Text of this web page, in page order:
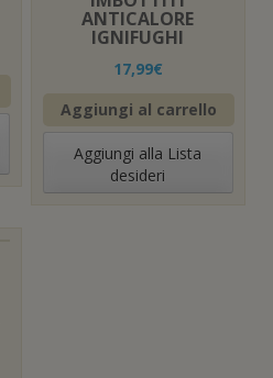
ANTICALORE
IGNIFUGHI
17,99€
Aggiungi al carrello
Aggiungi alla Lista
desideri